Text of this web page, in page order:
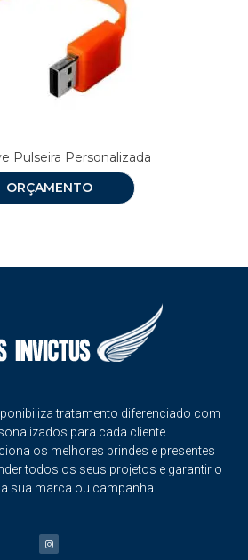
Pulseira Personalizada
ORÇAMENTO
tratamento diferenciado com
para cada cliente.
os melhores brindes e presentes
todos os seus projetos e garantir o
sua marca ou campanha.